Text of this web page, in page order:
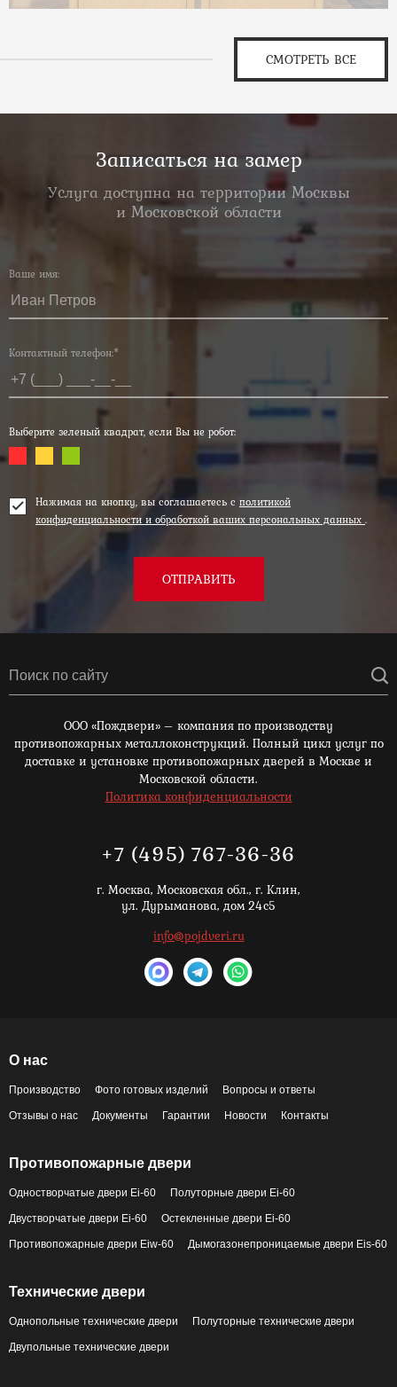
СМОТРЕТЬ ВСЕ
Записаться на замер
Услуга доступна на территории Москвы
и Московской области
Ваше имя:
Контактный телефон:*
Выберите зеленый квадрат, если Вы не робот:
Нажимая на кнопку, вы соглашаетесь с политикой
конфиденциальности и обработкой ваших персональных данных .
ОТПРАВИТЬ
ООО «Пождвери» – компания по производству
противопожарных металлоконструкций. Полный цикл услуг по
доставке и установке противопожарных дверей в Москве и
Московской области.
Политика конфиденциальности
+7 (495) 767-36-36
г. Москва, Московская обл., г. Клин,
ул. Дурыманова, дом 24с5
info@pojdveri.ru
О нас
Производство Фото готовых изделий Вопросы и ответы
Отзывы о нас Документы Гарантии Новости Контакты
Противопожарные двери
Одностворчатые двери Ei-60 Полуторные двери Ei-60
Двустворчатые двери Ei-60 Остекленные двери Ei-60
Противопожарные двери Eiw-60 Дымогазонепроницаемые двери Eis-60
Технические двери
Однопольные технические двери Полуторные технические двери
Двупольные технические двери